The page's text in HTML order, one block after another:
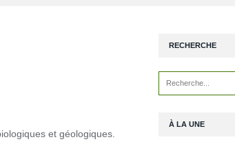
et géologiques.
RECHERCHE
À LA UNE